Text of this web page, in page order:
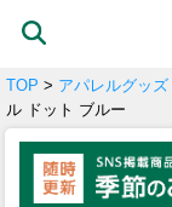
TOP > アパレルグッズ
ル ドット ブルー